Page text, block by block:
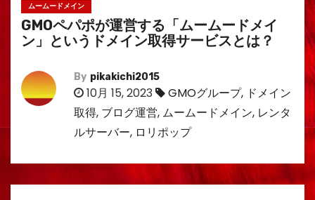
ムームードメイン
GMOペパポが運営する「ムームードメイ
ン」というドメイン取得サービスとは？
By pikakichi2015
10月 15, 2023 GMOグループ, ドメイン
取得, ブログ運営, ムームードメイン, レンタ
ルサーバー, ロリポップ